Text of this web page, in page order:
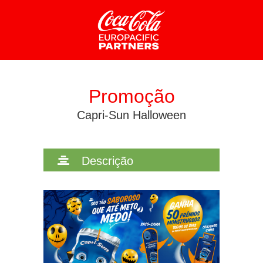
Promoção
Capri-Sun Halloween
Descrição
HABILITAR TUDO REJEITAR TUDO
Cookies necessários
Estes cookies são necessários para que o website
nossos sistemas. Pode configurar o seu navegador de
internet para bloquear ou alertá-lo quanto a estes cookies,
contudo algumas áreas do website não irão funcionar.
Estes cookies não armazenam nenhuma informação
relativa a identificação pessoal.